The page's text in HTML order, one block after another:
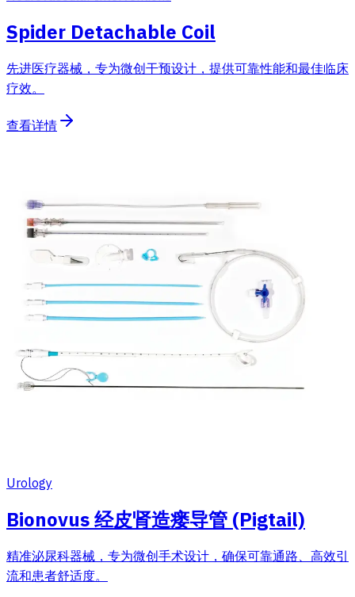
Spider Detachable Coil
先进医疗器械，专为微创干预设计，提供可靠性能和最佳临床
疗效。
查看详情
Urology
Bionovus 经皮肾造瘘导管 (Pigtail)
精准泌尿科器械，专为微创手术设计，确保可靠通路、高效引
流和患者舒适度。